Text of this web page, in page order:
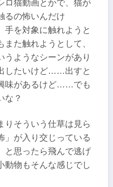
ロ猫動画とかで、猫が
るの怖いんだけ
を対象に触れようと
た触れようとして、
うようなシーンがあり
したいけど……出すと
味があるけど……でも
な？
りそういう仕草は見ら
」が入り交じっている
と思ったら飛んで逃げ
動物もそんな感じでし